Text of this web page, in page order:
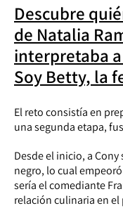
Descubre
de Natalia
interpretaba a
Soy Betty, la
El reto consistía en
una segunda etapa,
Desde el inicio, a
negro, lo cual
sería el comediante
relación culinaria en el